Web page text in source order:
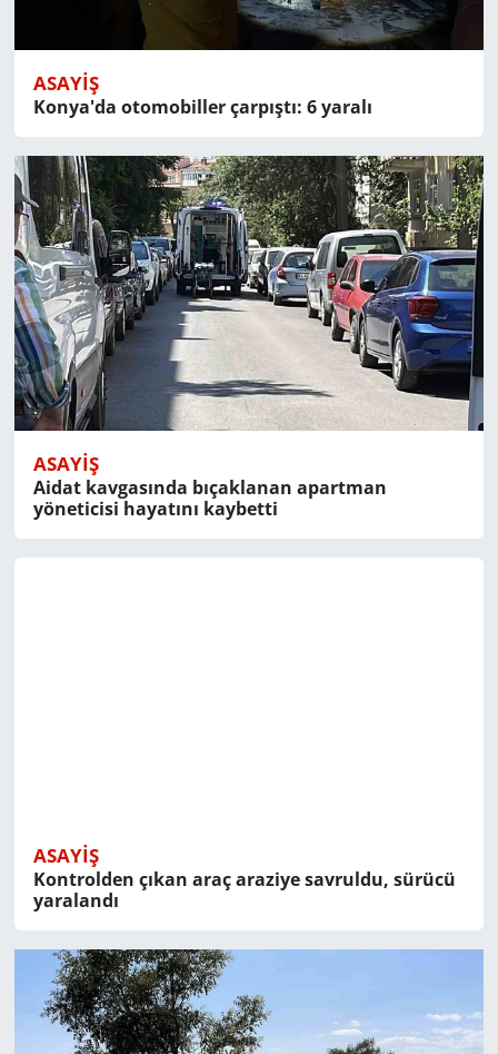
ASAYIŞ
Konya'da otomobiller çarpıştı: 6 yaralı
ASAYIŞ
Aidat kavgasında bıçaklanan apartman
yöneticisi hayatını kaybetti
ASAYIŞ
Kontrolden çıkan araç araziye savruldu, sürücü
yaralandı